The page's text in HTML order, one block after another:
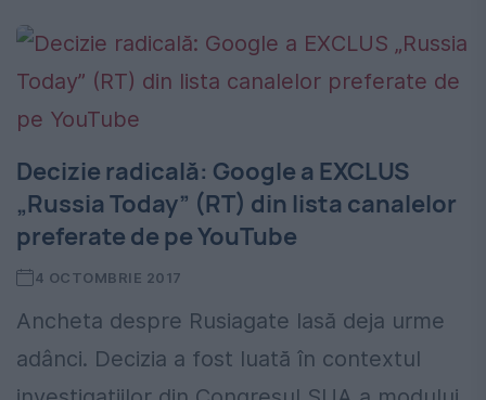
Decizie radicală: Google a EXCLUS
„Russia Today” (RT) din lista canalelor
preferate de pe YouTube
4 OCTOMBRIE 2017
Ancheta despre Rusiagate lasă deja urme
adânci. Decizia a fost luată în contextul